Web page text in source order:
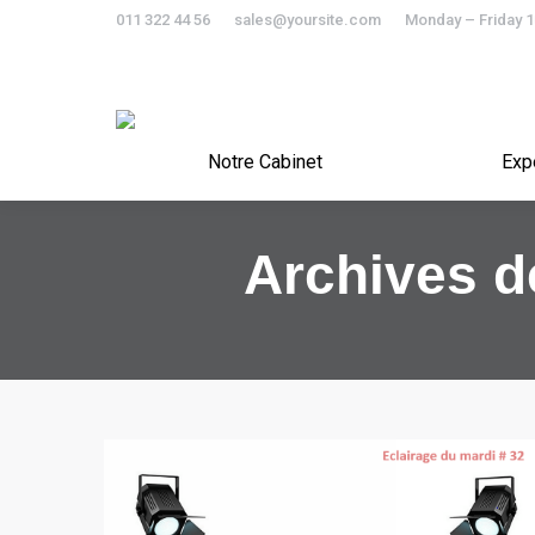
011 322 44 56 sales@yoursite.com Monday – Friday
Notre Cabinet
Archives